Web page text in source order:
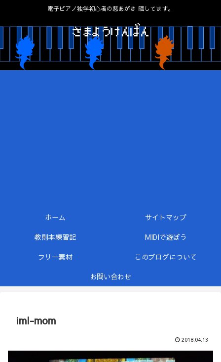
電子ピアノ独学初心者の悪あがき 晒してます。
ホーム
サイトマップ
教則本練習記
MIDIで遊ぼう
フリー素材
このブログについて
お問い合わせ
iml-mom
2018.04.13